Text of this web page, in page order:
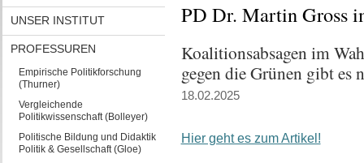
UNSER INSTITUT
PROFESSUREN
Empirische Politikforschung
(Thurner)
Vergleichende
Politikwissenschaft (Bolleyer)
Politische Bildung und Didaktik
Politik & Gesellschaft (Gloe)
PD Dr. Martin Gross
Koalitionsabsagen im
gegen die Grünen gibt es
18.02.2025
Hier geht es zum Artikel!